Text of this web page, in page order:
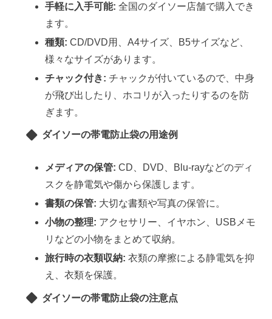
手軽に入手可能: 全国のダイソー店舗で購入でき
ます。
種類: CD/DVD用、A4サイズ、B5サイズなど、
様々なサイズがあります。
チャック付き: チャックが付いているので、中身
が飛び出したり、ホコリが入ったりするのを防
ぎます。
ダイソーの帯電防止袋の用途例
メディアの保管: CD、DVD、Blu-rayなどのディ
スクを静電気や傷から保護します。
書類の保管: 大切な書類や写真の保管に。
小物の整理: アクセサリー、イヤホン、USBメモ
リなどの小物をまとめて収納。
旅行時の衣類収納: 衣類の摩擦による静電気を抑
え、衣類を保護。
ダイソーの帯電防止袋の注意点